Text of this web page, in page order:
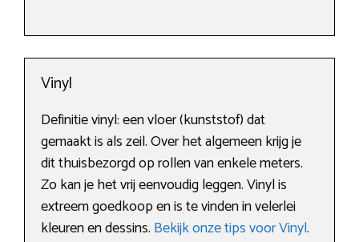
Vinyl
Definitie vinyl: een vloer (kunststof) dat
gemaakt is als zeil. Over het algemeen krijg je
dit thuisbezorgd op rollen van enkele meters.
Zo kan je het vrij eenvoudig leggen. Vinyl is
extreem goedkoop en is te vinden in velerlei
kleuren en dessins. Bekijk onze tips voor Vinyl.